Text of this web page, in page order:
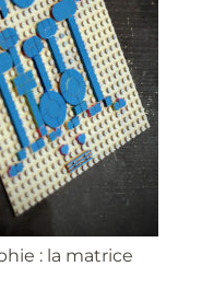
: la matrice